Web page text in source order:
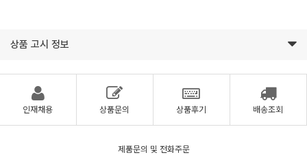
상품 고시 정보
인재채용 상품문의 상품후기 배송조회
제품문의 및 전화주문